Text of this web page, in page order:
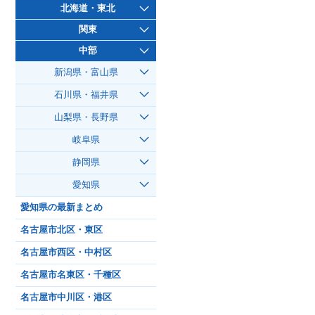
北海道・東北
関東
中部
新潟県・富山県
石川県・福井県
山梨県・長野県
岐阜県
静岡県
愛知県
愛知県の最新まとめ
名古屋市北区・東区
名古屋市西区・中村区
名古屋市名東区・千種区
名古屋市中川区・港区